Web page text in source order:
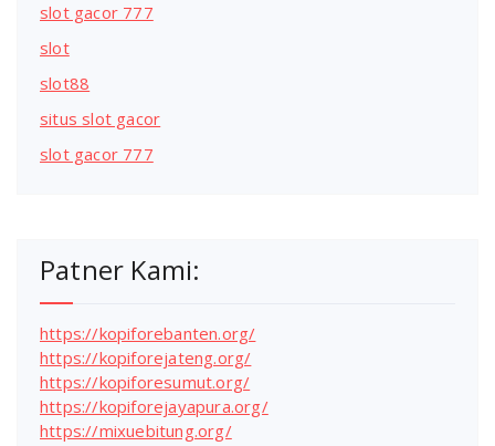
slot gacor 777
slot
slot88
situs slot gacor
slot gacor 777
Patner Kami:
https://kopiforebanten.org/
https://kopiforejateng.org/
https://kopiforesumut.org/
https://kopiforejayapura.org/
https://mixuebitung.org/